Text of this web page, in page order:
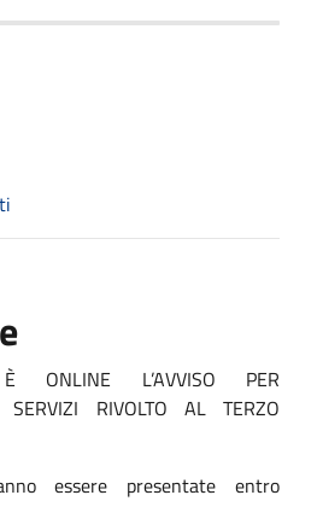
ONLINE L’AVVISO PER
SERVIZI RIVOLTO AL TERZO
essere presentate entro